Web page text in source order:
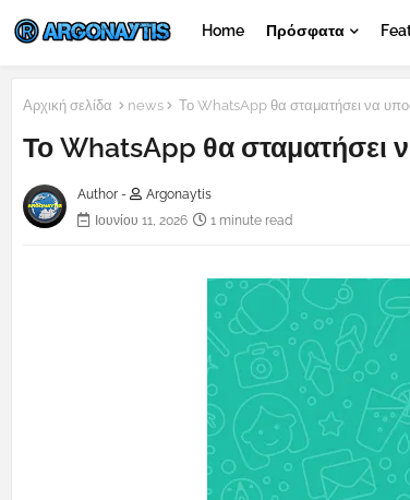
Home Πρόσφατα
Αρχική σελίδα news Το WhatsApp θα σταματήσει να
Το WhatsApp θα σταματήσει
Author -
Argonaytis
Ιουνίου 11, 2026
1 minute read